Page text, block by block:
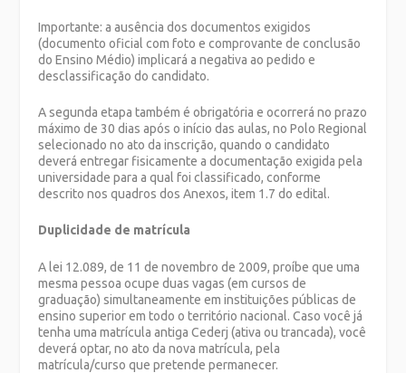
Importante: a ausência dos documentos exigidos
(documento oficial com foto e comprovante de conclusão
do Ensino Médio) implicará a negativa ao pedido e
desclassificação do candidato.
A segunda etapa também é obrigatória e ocorrerá no prazo
máximo de 30 dias após o início das aulas, no Polo Regional
selecionado no ato da inscrição, quando o candidato
deverá entregar fisicamente a documentação exigida pela
universidade para a qual foi classificado, conforme
descrito nos quadros dos Anexos, item 1.7 do edital.
Duplicidade de matrícula
A lei 12.089, de 11 de novembro de 2009, proíbe que uma
mesma pessoa ocupe duas vagas (em cursos de
graduação) simultaneamente em instituições públicas de
ensino superior em todo o território nacional. Caso você já
tenha uma matrícula antiga Cederj (ativa ou trancada), você
deverá optar, no ato da nova matrícula, pela
matrícula/curso que pretende permanecer.